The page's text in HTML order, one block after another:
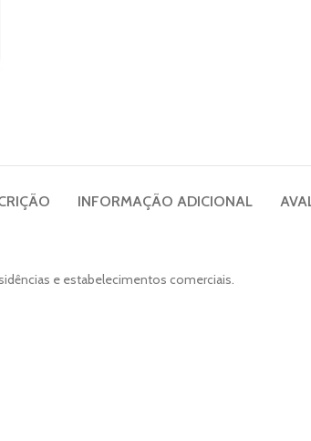
INFORMAÇÃO ADICIONAL
e estabelecimentos comerciais.